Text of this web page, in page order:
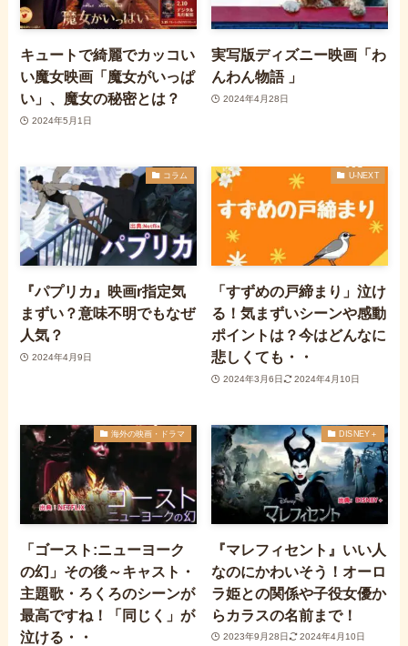
キュートで綺麗でカッコい
い魔女映画「魔女がいっぱ
い」、魔女の秘密とは？
2024年5月1日
実写版ディズニー映画「わ
んわん物語 」
2024年4月28日
コラム
『パプリカ』映画r指定気
まずい？意味不明でもなぜ
人気？
2024年4月9日
U-NEXT
「すずめの戸締まり」泣け
る！気まずいシーンや感動
ポイントは？今はどんなに
悲しくても・・
2024年3月6日 2024年4月10日
海外の映画・ドラマ
「ゴースト:ニューヨーク
の幻」その後～キャスト・
主題歌・ろくろのシーンが
最高ですね！「同じく」が
泣ける・・
DISNEY＋
『マレフィセント』いい人
なのにかわいそう！オーロ
ラ姫との関係や子役女優か
らカラスの名前まで！
2023年9月28日 2024年4月10日